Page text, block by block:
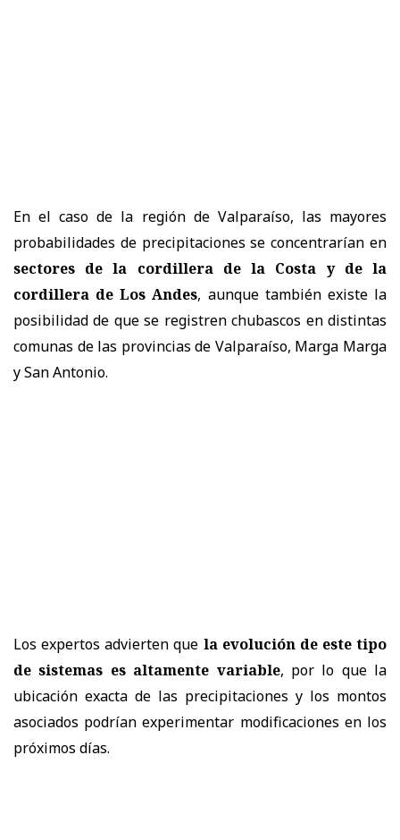
En el caso de la región de Valparaíso, las mayores
probabilidades de precipitaciones se concentrarían en
sectores de la cordillera de la Costa y de la
cordillera de Los Andes, aunque también existe la
posibilidad de que se registren chubascos en distintas
comunas de las provincias de Valparaíso, Marga Marga
y San Antonio.
Los expertos advierten que la evolución de este tipo
de sistemas es altamente variable, por lo que la
ubicación exacta de las precipitaciones y los montos
asociados podrían experimentar modificaciones en los
próximos días.